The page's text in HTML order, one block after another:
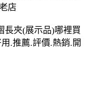
店
長夾(展示品)哪裡買
.推薦.評價.熱銷.開